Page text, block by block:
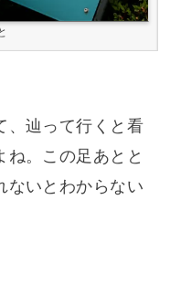
、辿って行くと看
ね。この足あとと
ないとわからない